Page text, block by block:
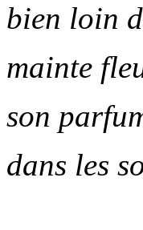
bien loin
mainte
son
dans les